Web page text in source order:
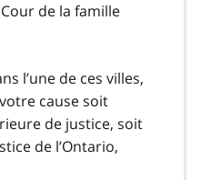
de la famille
l’une de ces villes,
cause soit
de justice, soit
de l’Ontario,